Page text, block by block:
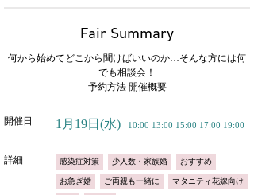
Fair Summary
何から始めてどこから聞けばいいのか…そんな方には何
でも相談会！
予約方法 開催概要
開催日 1月19日 (水) 10:00 13:00 15:00 17:00 19:00
詳細 感染症対策 少人数・家族婚 おすすめ
お急ぎ婚 ご両親も一緒に マタニティ花嫁向け